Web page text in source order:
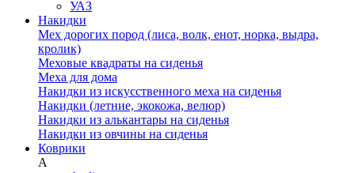
УАЗ
Накидки
Мех дорогих пород (лиса, волк, енот, норка, выдра,
кролик)
Меховые квадраты на сиденья
Меха для дома
Накидки из искусственного меха на сиденья
Накидки (летние, экокожа, велюр)
Накидки из алькантары на сиденья
Накидки из овчины на сиденья
Коврики
A